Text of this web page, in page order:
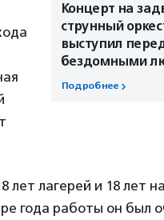
Концерт на
струнный
выступил
бездомными
Подробнее
лагерей и 18 лет
года работы он был